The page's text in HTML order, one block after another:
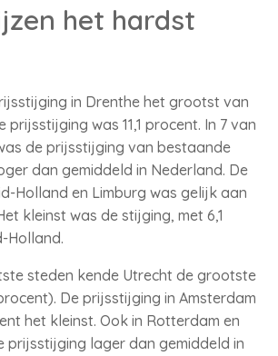
het hardst
in Drenthe het grootst van
prijsstijging was 11,1 procent. In 7 van
de prijsstijging van bestaande
dan gemiddeld in Nederland. De
Holland en Limburg was gelijk aan
kleinst was de stijging, met 6,1
Holland.
steden kende Utrecht de grootste
De prijsstijging in Amsterdam
het kleinst. Ook in Rotterdam en
prijsstijging lager dan gemiddeld in